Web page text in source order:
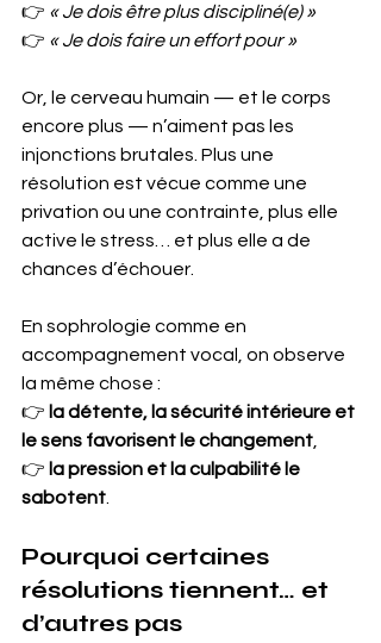
👉 « Je dois être plus discipliné(e) »
👉 « Je dois faire un effort pour »
Or, le cerveau humain — et le corps
encore plus — n’aiment pas les
injonctions brutales. Plus une
résolution est vécue comme une
privation ou une contrainte, plus elle
active le stress… et plus elle a de
chances d’échouer.
En sophrologie comme en
accompagnement vocal, on observe
la même chose :
👉 la détente, la sécurité intérieure et
le sens favorisent le changement
👉 la pression et la culpabilité le
sabotent
Pourquoi certaines
résolutions tiennent… et
d’autres pas